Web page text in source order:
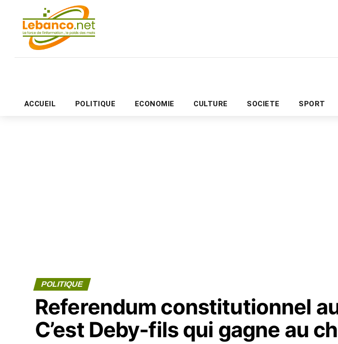
ACCUEIL POLITIQUE ECONOMIE CULTURE SOCIETE SPORTPUBLICITÉ
POLITIQUE
Referendum constitutionnel
C’est Deby-fils qui gagne au